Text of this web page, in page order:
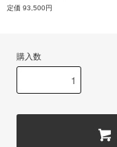
定価 93,500円
購入数